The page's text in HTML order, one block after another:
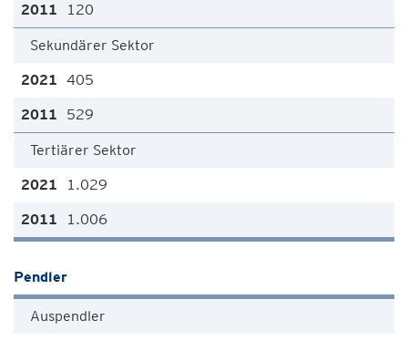
120
Sekundärer Sektor
405
529
Tertiärer Sektor
1.029
1.006
Pendler
Auspendler